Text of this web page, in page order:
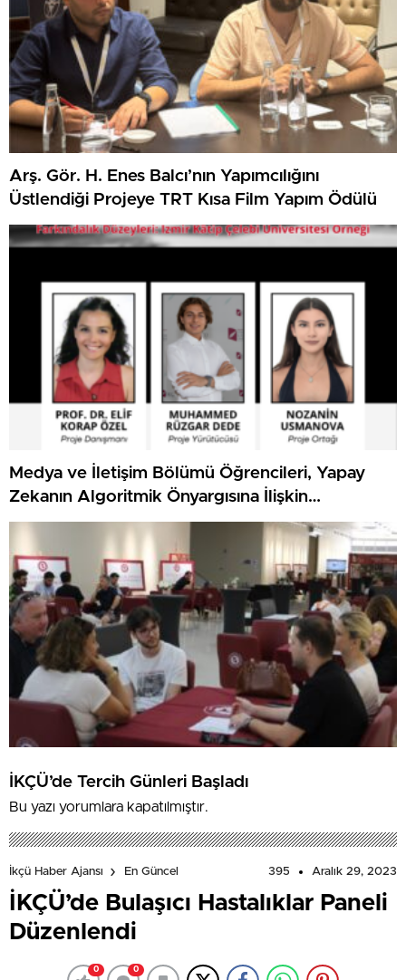
Arş. Gör. H. Enes Balcı’nın Yapımcılığını
Üstlendiği Projeye TRT Kısa Film Yapım Ödülü
Medya ve İletişim Bölümü Öğrencileri, Yapay
Zekanın Algoritmik Önyargısına İlişkin
Farkındalık Düzeylerini Araştıracak
İKÇÜ’de Tercih Günleri Başladı
Bu yazı yorumlara kapatılmıştır.
İkçü Haber Ajansı En Güncel 395 Aralık 29, 2023
İKÇÜ’de Bulaşıcı Hastalıklar Paneli
Düzenlendi
0 0